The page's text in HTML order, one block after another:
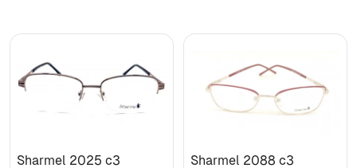
Sharmel 2025 c3 Sharmel 2088 c3